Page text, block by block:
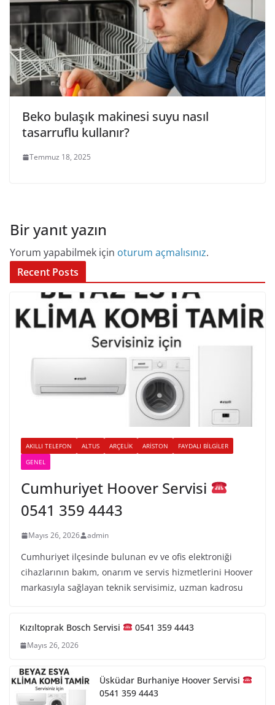
Beko bulaşık makinesi suyu nasıl
tasarruflu kullanır?
Temmuz 18, 2025
Bir yanıt yazın
Yorum yapabilmek için oturum açmalısınız.
Recent Posts
AKILLI TELEFON ALTUS ARÇELIK ARISTON
FAYDALI BILGILER
GENEL
Cumhuriyet Hoover Servisi
0541 359 4443
Mayıs 26, 2026 admin
Cumhuriyet ilçesinde bulunan ev ve ofis elektroniği
cihazlarının bakım, onarım ve servis hizmetlerini Hoover
markasıyla sağlayan teknik servisimiz, uzman kadrosu
Kızıltoprak Bosch Servisi 0541 359 4443
Mayıs 26, 2026
Üsküdar Burhaniye Hoover Servisi
0541 359 4443